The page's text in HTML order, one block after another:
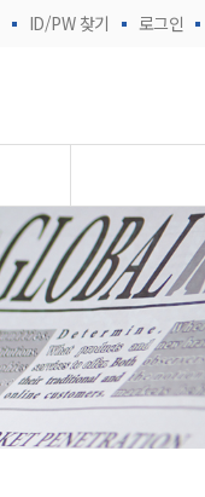
ID/PW 찾기 로그인